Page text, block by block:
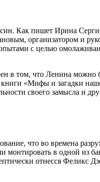
Как пишет Ирина
организатором и
с целью
в том, что Ленина
«Мифы и загадки
своего замысла и
что во времена
в одной из
отнесся Феликс